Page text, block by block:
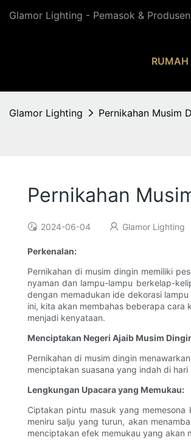
Glamor Lighting - Pemasok &
RUMAH
Glamor Lighting Pernikahan Musim
Pernikahan
2024-06-04 Glamor Lighting
Perkenalan:
Pernikahan di musim dingin memiliki
nyaman dan lampu-lampu berkelap-
dengan memadukan ide dekorasi
ini, kita akan membahas beberapa cara
menjadi kenyataan.
Menciptakan Negeri Ajaib Musim
Pernikahan di musim dingin
menciptakan suasana yang indah di hari
Lengkungan Upacara yang Memukau:
Ciptakan pintu masuk yang
meniru salju yang turun, akan
menciptakan efek memukau yang akan